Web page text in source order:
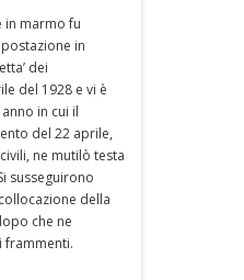
in marmo fu
in
dei
del 1928 e vi è
in cui il
del 22 aprile,
ne mutilò testa
susseguirono
della
che ne
frammenti.